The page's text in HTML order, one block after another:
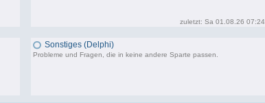
zuletzt: Sa 01.08.26 07:24
40.485 Beiträge, zuletzt: Sa 01.08.26 07:24
Sonstiges (Delphi)
Probleme und Fragen, die in keine andere Sparte passen.